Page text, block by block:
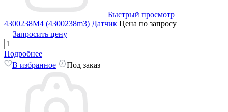
Быстрый просмотр
4300238M4 (4300238m3) Датчик Цена по запросу
Запросить цену
Подробнее
В избранное
Под заказ